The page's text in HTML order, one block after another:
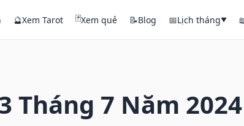
🔮Xem Tarot 🃏Xem quẻ 📝Blog 📅Lịch tháng▼
Tháng 7 Năm 2024